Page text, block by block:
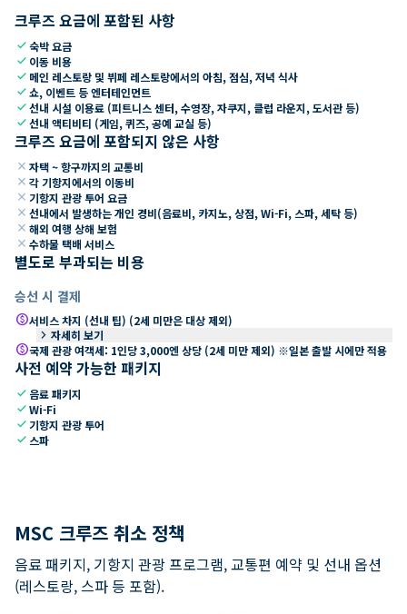
크루즈 요금에 포함된 사항
check숙박 요금
check 이동 비용
check 메인 레스토랑 및 뷔페 레스토랑에서의 아침, 점심, 저녁 식사
check쇼, 이벤트 등 엔터테인먼트
check선내 시설 이용료 (피트니스 센터, 수영장, 자쿠지, 클럽 라운지, 도서관 등)
check선내 액티비티 (게임, 퀴즈, 공예 교실 등)
크루즈 요금에 포함되지 않은 사항
close 자택 ~ 항구까지의 교통비
close 각 기항지에서의 이동비
close 기항지 관광 투어 요금
close 선내에서 발생하는 개인 경비(음료비, 카지노, 상점, Wi-Fi, 스파, 세탁 등)
close 해외 여행 상해 보험
close 수하물 택배 서비스
별도로 부과되는 비용
승선 시 결제
paid서비스 차지 (선내 팁) (2세 미만은 대상 제외)
keyboard_arrow_right 자세히 보기
paid국제 관광 여객세: 1인당 3,000엔 상당 (2세 미만 제외) ※일본 출발 시에만 적용
사전 예약 가능한 패키지
check 음료 패키지
checkWi-Fi
check 기항지 관광 투어
check 스파
MSC 크루즈 취소 정책
음료 패키지, 기항지 관광 프로그램, 교통편 예약 및 선내 옵션
(레스토랑, 스파 등 포함).